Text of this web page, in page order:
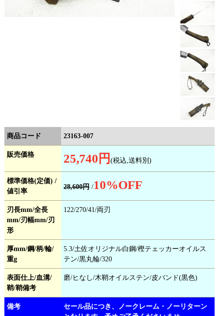
商品コード 23163-007
販売価格 25,740円 (税込,送料別)
標準価格(定価) /
値引率
28,600円 /10%OFF
刃長mm/全長
mm/刃幅mm/刃
形
122/270/41/両刃
厚mm/鋼/柄/輪/
重g
5.3/土佐オリジナル白鋼/樫テェッカーオイルス
テン/黒丸輪/320
表面仕上/血溝/
鞘/鞘備考
磨/ヒなし/木鞘オイルステン/皮バンド(黒色)
備考
セール品につき、ノークレーム・ノーリターン